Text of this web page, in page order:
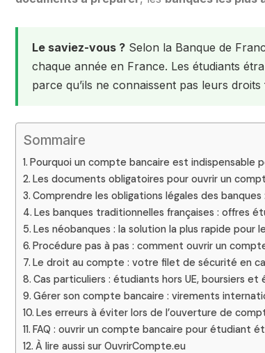
Le saviez-vous ? Selon la Banque de
chaque année en France. Les étudiants
parce qu’ils ne connaissent pas leurs
Sommaire
Pourquoi un compte bancaire est indispensable
Les documents obligatoires pour ouvrir un
Comprendre les obligations légales des banques
Les banques traditionnelles françaises : offres
Les néobanques : la solution la plus rapide pour
Procédure pas à pas : comment ouvrir un
Le droit au compte : votre filet de sécurité en
Cas particuliers : étudiants hors UE, boursiers et
Gérer son compte bancaire : virements
Les erreurs à éviter lors de l’ouverture de
FAQ : ouvrir un compte bancaire pour étudiant
À lire aussi sur OuvrirCompte.eu